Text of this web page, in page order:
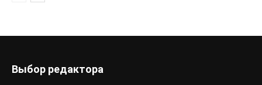
Выбор редактора